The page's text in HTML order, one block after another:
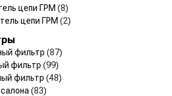
цепи ГРМ (8)
цепи ГРМ (2)
фильтр (87)
фильтр (99)
фильтр (48)
(83)